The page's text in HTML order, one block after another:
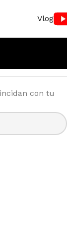
Vlog
con tu